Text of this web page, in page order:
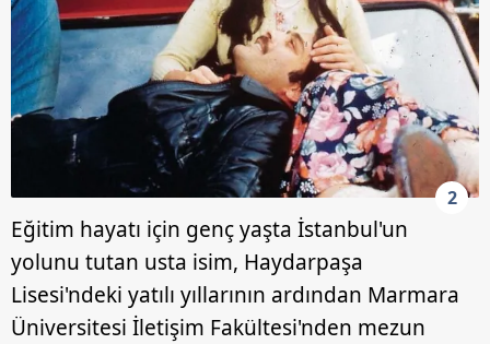
2
Eğitim hayatı için genç yaşta İstanbul'un
yolunu tutan usta isim, Haydarpaşa
Lisesi'ndeki yatılı yıllarının ardından Marmara
Üniversitesi İletişim Fakültesi'nden mezun